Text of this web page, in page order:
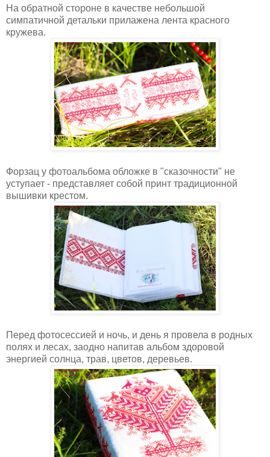
На обратной стороне в качестве небольшой
симпатичной детальки прилажена лента красного
кружева.
Форзац у фотоальбома обложке в "сказочности" не
уступает - представляет собой принт традиционной
вышивки крестом.
Перед фотосессией и ночь, и день я провела в родных
полях и лесах, заодно напитав альбом здоровой
энергией солнца, трав, цветов, деревьев.